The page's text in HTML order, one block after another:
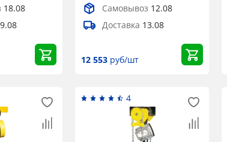
18.08
Самовывоз 12.08
Доставка 13.08
12 553руб/шт
4